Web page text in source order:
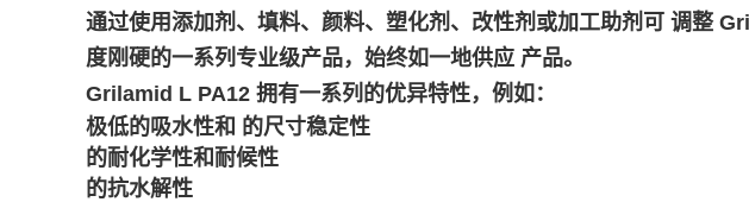
通过使用添加剂、填料、颜料、塑化剂、改性剂或加工助剂可 调整
度刚硬的一系列专业级产品，始终如一地供应 产品。
Grilamid L PA12 拥有一系列的优异特性，例如：
极低的吸水性和 的尺寸稳定性
的耐化学性和耐候性
的抗水解性